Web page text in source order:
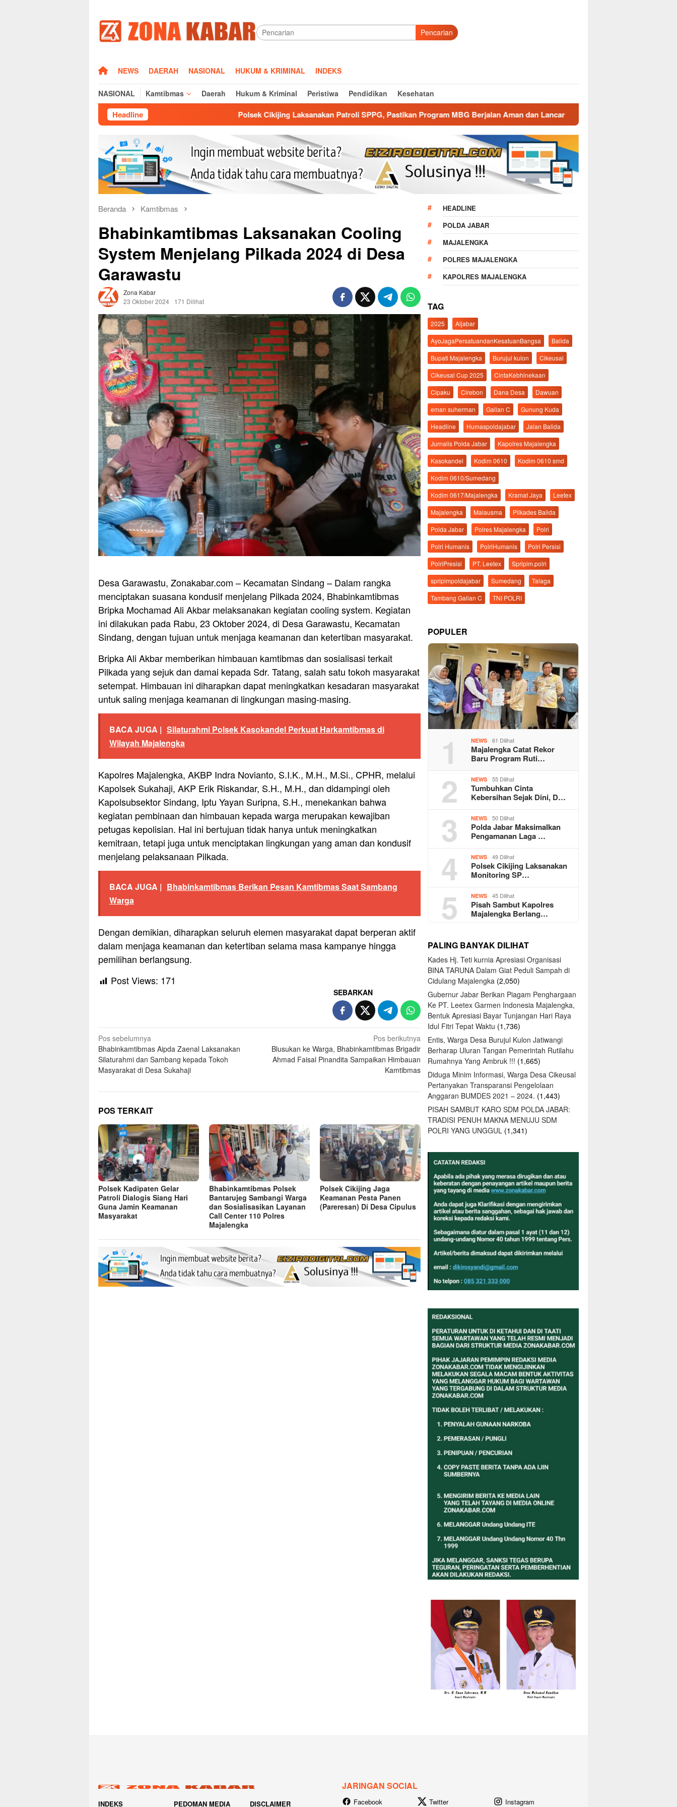
konten
Pencarian
HOMENEWS DAERAH NASIONAL HUKUM & KRIMINAL INDEKS
NASIONAL Kamtibmas Daerah Hukum & Kriminal Peristiwa Pendidikan Kesehatan
Headline Polsek Cikijing Laksanakan Patroli SPPG, Pastikan Program MBG Berjalan Aman dan Lancar Gatur Lalin Pagi Polsek Malausma, Wujud
Beranda Kamtibmas
Bhabinkamtibmas Laksanakan Cooling
System Menjelang Pilkada 2024 di Desa
Garawastu
Zona Kabar
23 Oktober 2024
171 Dilihat
Desa Garawastu, Zonakabar.com – Kecamatan Sindang – Dalam rangka
menciptakan suasana kondusif menjelang Pilkada 2024, Bhabinkamtibmas
Bripka Mochamad Ali Akbar melaksanakan kegiatan cooling system. Kegiatan
ini dilakukan pada Rabu, 23 Oktober 2024, di Desa Garawastu, Kecamatan
Sindang, dengan tujuan untuk menjaga keamanan dan ketertiban masyarakat.
Bripka Ali Akbar memberikan himbauan kamtibmas dan sosialisasi terkait
Pilkada yang sejuk dan damai kepada Sdr. Tatang, salah satu tokoh masyarakat
setempat. Himbauan ini diharapkan dapat meningkatkan kesadaran masyarakat
untuk saling menjaga keamanan di lingkungan masing-masing.
BACA JUGA | Silaturahmi Polsek Kasokandel Perkuat Harkamtibmas di
Wilayah Majalengka
Kapolres Majalengka, AKBP Indra Novianto, S.I.K., M.H., M.Si., CPHR, melalui
Kapolsek Sukahaji, AKP Erik Riskandar, S.H., M.H., dan didampingi oleh
Kapolsubsektor Sindang, Iptu Yayan Suripna, S.H., menekankan bahwa
kegiatan pembinaan dan himbauan kepada warga merupakan kewajiban
petugas kepolisian. Hal ini bertujuan tidak hanya untuk meningkatkan
kemitraan, tetapi juga untuk menciptakan lingkungan yang aman dan kondusif
menjelang pelaksanaan Pilkada.
BACA JUGA | Bhabinkamtibmas Berikan Pesan Kamtibmas Saat Sambang
Warga
Dengan demikian, diharapkan seluruh elemen masyarakat dapat berperan aktif
dalam menjaga keamanan dan ketertiban selama masa kampanye hingga
pemilihan berlangsung.
Post Views: 171
SEBARKAN
Navigasi
pos
Pos sebelumnya
Bhabinkamtibmas Aipda Zaenal Laksanakan
Silaturahmi dan Sambang kepada Tokoh
Masyarakat di Desa Sukahaji
Pos berikutnya
Blusukan ke Warga, Bhabinkamtibmas Brigadir
Ahmad Faisal Pinandita Sampaikan Himbauan
Kamtibmas
POS TERKAIT
Polsek Kadipaten Gelar
Patroli Dialogis Siang Hari
Guna Jamin Keamanan
Masyarakat
Bhabinkamtibmas Polsek
Bantarujeg Sambangi Warga
dan Sosialisasikan Layanan
Call Center 110 Polres
Majalengka
Polsek Cikijing Jaga
Keamanan Pesta Panen
(Pareresan) Di Desa Cipulus
HEADLINE
POLDA JABAR
MAJALENGKA
POLRES MAJALENGKA
KAPOLRES MAJALENGKA
TAG
2025
Aljabar
AyoJagaPersatuandanKesatuanBangsa
Balida
Bupati Majalengka
Burujul kulon
Cikeusal
Cikeusal Cup 2025
CintaKebhinekaan
Cipaku
Cirebon Dana Desa
Dawuan
eman suherman
Galian C
Gunung Kuda
Headline
Humaspoldajabar
Jalan Balida
Jurnalis Polda Jabar
Kapolres Majalengka
Kasokandel
Kodim 0610
Kodim 0610 smd
Kodim 0610/Sumedang
Kodim 0617/Majalengka
Kramat Jaya
Leetex
Majalengka
Malausma
Pilkades Balida
Polda Jabar
Polres Majalengka
Polri
Polri Humanis
PolriHumanis
Polri Persisi
PolriPresisi
PT. Leetex
Spripim.polri
spripimpoldajabar
Sumedang
Talaga
Tambang Galian C
TNI POLRI
POPULER
1 NEWS 61 Dilihat
Majalengka Catat Rekor
Baru Program Ruti…
2 NEWS 55 Dilihat
Tumbuhkan Cinta
Kebersihan Sejak Dini, D…
3 NEWS 50 Dilihat
Polda Jabar Maksimalkan
Pengamanan Laga …
4 NEWS 49 Dilihat
Polsek Cikijing Laksanakan
Monitoring SP…
5 NEWS 45 Dilihat
Pisah Sambut Kapolres
Majalengka Berlang…
PALING BANYAK DILIHAT
Kades Hj. Teti kurnia Apresiasi Organisasi
BINA TARUNA Dalam Giat Peduli Sampah di
Cidulang Majalengka (2,050)
Gubernur Jabar Berikan Piagam Penghargaan
Ke PT. Leetex Garmen Indonesia Majalengka,
Bentuk Apresiasi Bayar Tunjangan Hari Raya
Idul Fitri Tepat Waktu (1,736)
Entis, Warga Desa Burujul Kulon Jatiwangi
Berharap Uluran Tangan Pemerintah Rutilahu
Rumahnya Yang Ambruk !!! (1,665)
Diduga Minim Informasi, Warga Desa Cikeusal
Pertanyakan Transparansi Pengelolaan
Anggaran BUMDES 2021 – 2024. (1,443)
PISAH SAMBUT KARO SDM POLDA JABAR:
TRADISI PENUH MAKNA MENUJU SDM
POLRI YANG UNGGUL (1,341)
INDEKS PEDOMAN MEDIA DISCLAIMER
JARINGAN SOCIAL
Facebook Twitter Instagram